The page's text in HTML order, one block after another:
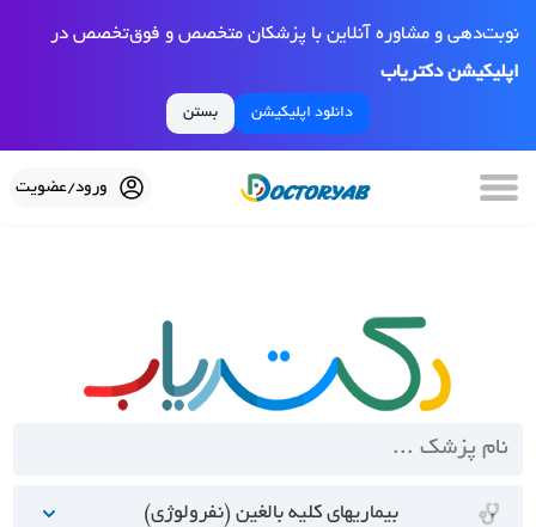
نوبت‌دهی و مشاوره آنلاین با پزشکان متخصص و فوق‌تخصص در
اپلیکیشن دکتریاب
دانلود اپلیکیشن بستن
ورود/عضویت
بیماریهای کلیه بالغین (نفرولوژی)